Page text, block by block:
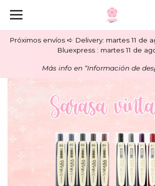
Próximos envíos ➪ Delivery: martes 11 de
Bluexpress : martes 11 de
Más info en “Información de